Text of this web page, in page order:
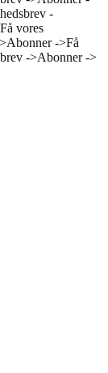
-
Få vores
Abonner ->Få
->Abonner ->